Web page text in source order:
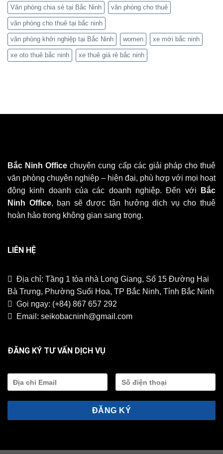
Văn phòng chia sẻ tại Bắc Ninh văn phòng cho thuê
văn phòng cho thuê tại bắc ninh
văn phòng khởi nghiệp tại Bắc Ninh women xe mới bắc ninh
xe oto thuê bắc ninh xe thuê giá rẻ bắc ninh
Bắc Ninh Office chuyên cung cấp các giải pháp cho thuê
văn phòng chuyên nghiệp – hiện đại, phù hợp với mọi hoạt
động kinh doanh của các doanh nghiệp. Đến với
Bắc
Ninh Office, bạn sẽ được tận hưởng dịch vụ cho thuê
hoàn hảo trong không gian sang trọng.
LIÊN HỆ
Địa chỉ: Tầng 1 tòa nhà Long Giang, Số 15 Đường Hai
Bà Trưng, Phường Suối Hoa, TP Bắc Ninh, Tỉnh Bắc Ninh
Gọi ngay: (+84) 867 657 292
Email: seikobacninh@gmail.com
ĐĂNG KÝ TƯ VẤN DỊCH VỤ